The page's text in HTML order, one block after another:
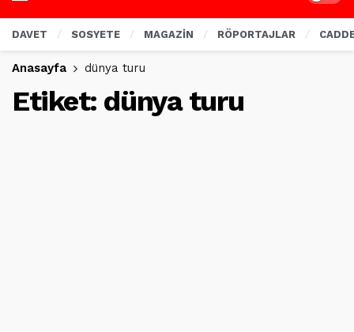
DAVET SOSYETE MAGAZİN RÖPORTAJLAR
Anasayfa dünya turu
Etiket: dünya turu